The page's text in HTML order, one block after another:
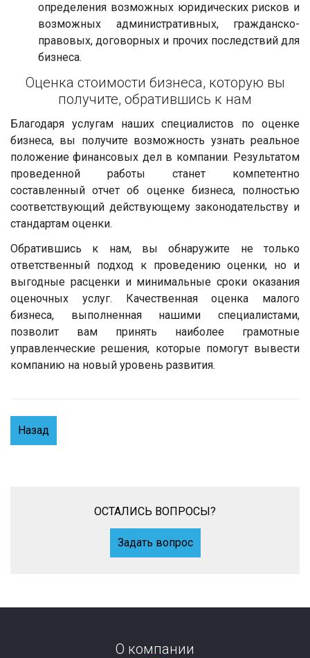
определения возможных юридических рисков и
возможных административных, гражданско-
правовых, договорных и прочих последствий для
бизнеса.
Оценка стоимости бизнеса, которую вы
получите, обратившись к нам
Благодаря услугам наших специалистов по оценке
бизнеса, вы получите возможность узнать реальное
положение финансовых дел в компании. Результатом
проведенной работы станет компетентно
составленный отчет об оценке бизнеса, полностью
соответствующий действующему законодательству и
стандартам оценки.
Обратившись к нам, вы обнаружите не только
ответственный подход к проведению оценки, но и
выгодные расценки и минимальные сроки оказания
оценочных услуг. Качественная оценка малого
бизнеса, выполненная нашими специалистами,
позволит вам принять наиболее грамотные
управленческие решения, которые помогут вывести
компанию на новый уровень развития.
Назад
ОСТАЛИСЬ ВОПРОСЫ?
Задать вопрос
О компании